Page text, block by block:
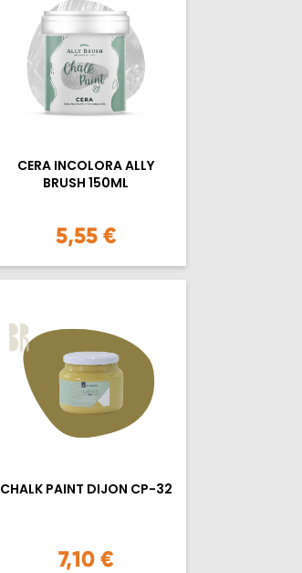
CERA INCOLORA ALLY
BRUSH 150ML
5,55 €
CHALK PAINT DIJON CP-32
7,10 €